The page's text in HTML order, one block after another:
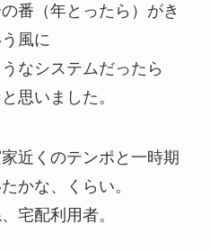
番（年とったら）がき
風に
なシステムだったら
思いました。
近くのテンポと一時期
かな、くらい。
宅配利用者。